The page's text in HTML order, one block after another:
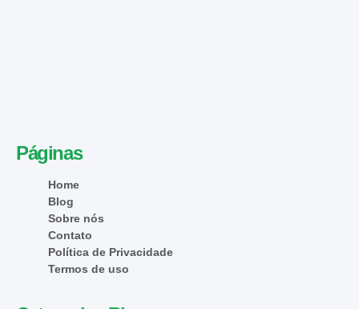
Páginas
Home
Blog
Sobre nós
Contato
Política de Privacidade
Termos de uso